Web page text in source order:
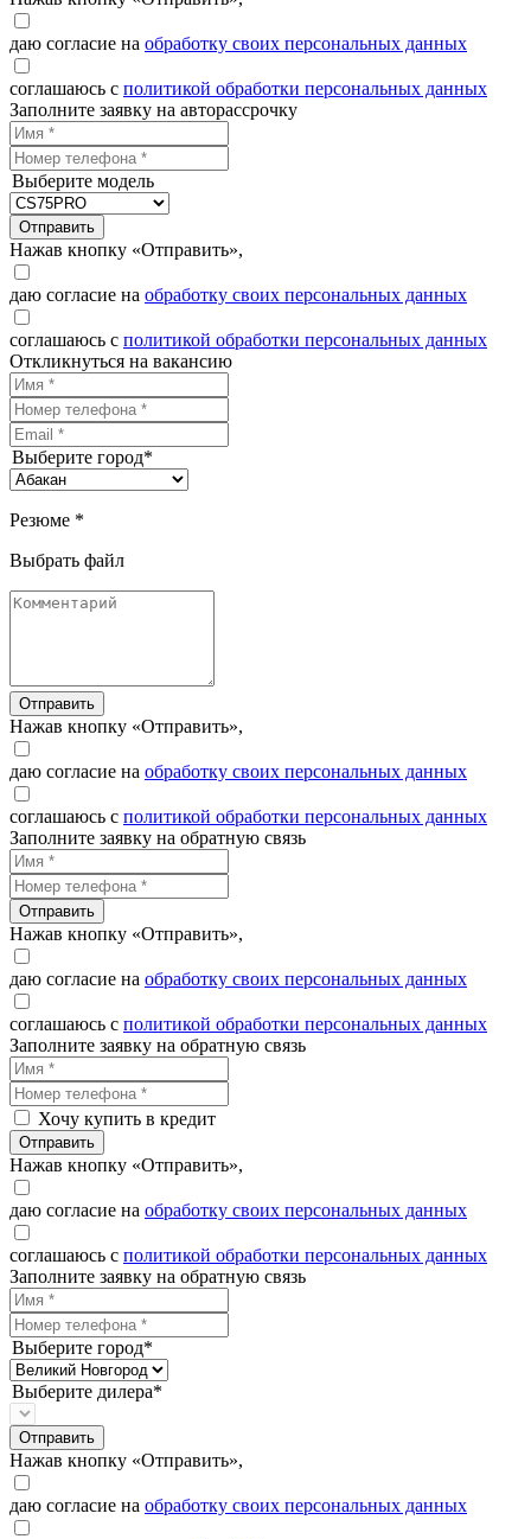
даю согласие на обработку своих персональных данных
соглашаюсь с политикой обработки персональных данных
Заполните заявку на авторассрочку
Выберите модель
Отправить
Нажав кнопку «Отправить»,
даю согласие на обработку своих персональных данных
соглашаюсь с политикой обработки персональных данных
Откликнуться на вакансию
Выберите город*
Резюме *
Выбрать файл
Отправить
Нажав кнопку «Отправить»,
даю согласие на обработку своих персональных данных
соглашаюсь с политикой обработки персональных данных
Заполните заявку на обратную связь
Отправить
Нажав кнопку «Отправить»,
даю согласие на обработку своих персональных данных
соглашаюсь с политикой обработки персональных данных
Заполните заявку на обратную связь
Хочу купить в кредит
Отправить
Нажав кнопку «Отправить»,
даю согласие на обработку своих персональных данных
соглашаюсь с политикой обработки персональных данных
Заполните заявку на обратную связь
Выберите город*
Выберите дилера*
Отправить
Нажав кнопку «Отправить»,
даю согласие на обработку своих персональных данных